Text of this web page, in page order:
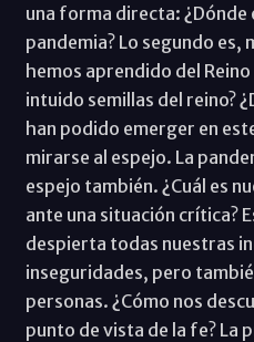
una forma directa: ¿Dónde
pandemia? Lo segundo es,
hemos aprendido del
intuido semillas del reino?
han podido emerger en
mirarse al espejo. La
espejo también. ¿Cuál es
ante una situación crítica?
despierta todas nuestras
inseguridades, pero
personas. ¿Cómo nos
punto de vista de la fe? La